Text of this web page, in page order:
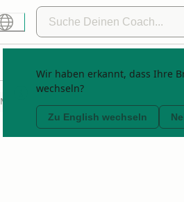
Wir haben erkannt, dass Ihre
wechseln?
Zu English wechseln
Mitglied seit